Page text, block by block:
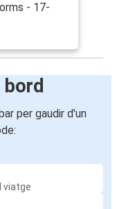
- 17-
per gaudir d'un
viatge